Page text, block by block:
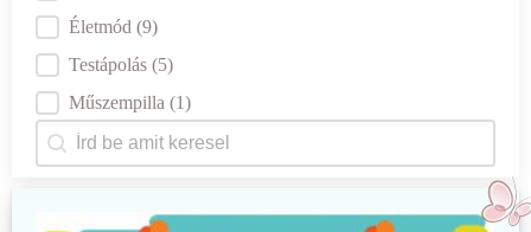
Életmód (9)
Testápolás (5)
Műszempilla (1)
Keresés
Search content